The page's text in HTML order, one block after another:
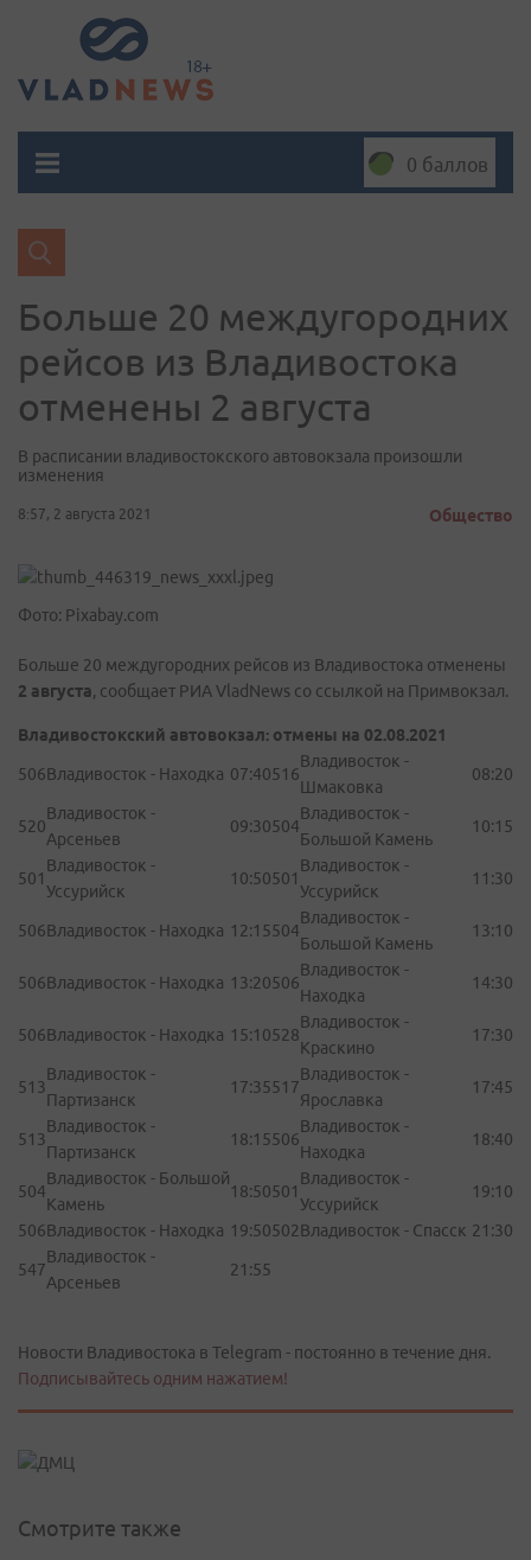
0 баллов
Больше 20 междугородних
рейсов из Владивостока
отменены 2 августа
В расписании владивостокского автовокзала произошли
изменения
8:57, 2 августа 2021 Общество
Фото: Pixabay.com
Больше 20 междугородних рейсов из Владивостока отменены
2 августа, сообщает РИА VladNews со ссылкой на Примвокзал.
Владивостокский автовокзал: отмены на 02.08.2021
506Владивосток - Находка 07:40516
Владивосток -
Шмаковка
08:20
520
Владивосток -
Арсеньев
09:30504
Владивосток -
Большой Камень
10:15
501
Владивосток -
Уссурийск
10:50501
Владивосток -
Уссурийск
11:30
506Владивосток - Находка 12:15504
Владивосток -
Большой Камень
13:10
506Владивосток - Находка 13:20506
Владивосток -
Находка
14:30
506Владивосток - Находка 15:10528
Владивосток -
Краскино
17:30
513
Владивосток -
Партизанск
17:35517
Владивосток -
Ярославка
17:45
513
Владивосток -
Партизанск
18:15506
Владивосток -
Находка
18:40
504
Владивосток - Большой
Камень
18:50501
Владивосток -
Уссурийск
19:10
506Владивосток - Находка 19:50502Владивосток - Спасск 21:30
547
Владивосток -
Арсеньев
21:55
Новости Владивостока в Telegram - постоянно в течение дня.
Подписывайтесь одним нажатием!
Смотрите также